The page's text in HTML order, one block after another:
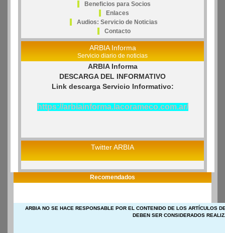
Beneficios para Socios
Enlaces
Audios: Servicio de Noticias
Contacto
ARBIA Informa
Servicio diario de noticias
ARBIA Informa
DESCARGA DEL INFORMATIVO
Link descarga Servicio Informativo:
https://arbiainforma.lacorameco.com.ar/
Twitter ARBIA
Recomendados
ARBIA NO SE HACE RESPONSABLE POR EL CONTENIDO DE LOS ARTÍCULOS
DEBEN SER CONSIDERADOS